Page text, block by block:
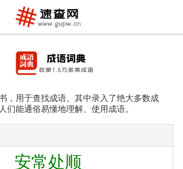
，用于查找成语。其中录入了绝大多数成
们能通俗易懂地理解、使用成语。
安常处顺